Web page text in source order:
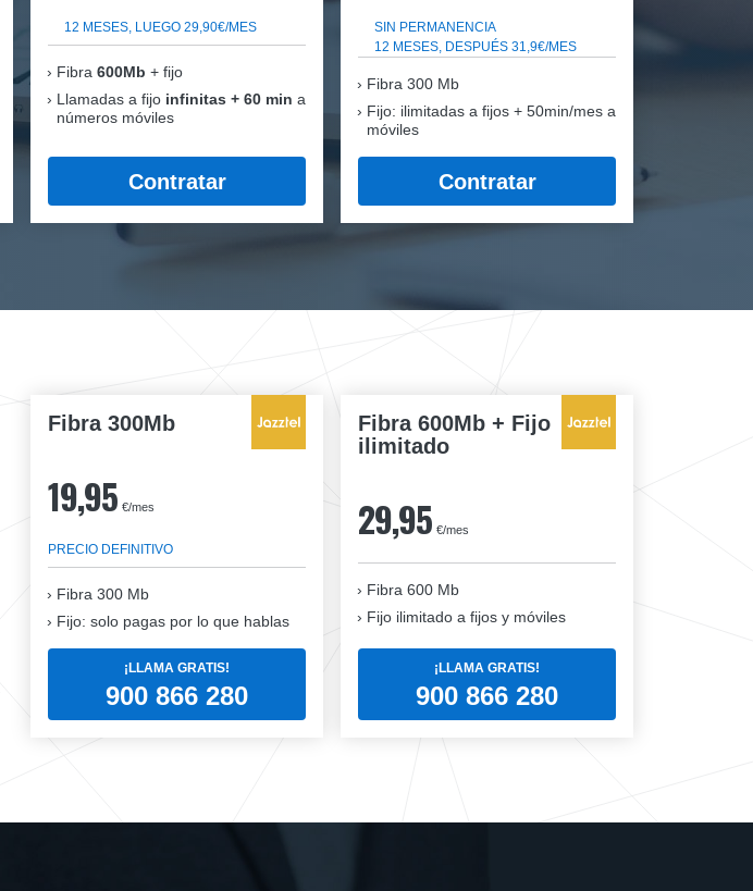
12 MESES, LUEGO 29,90€/MES
Fibra 600Mb + fijo
Llamadas a fijo infinitas + 60 min a
números móviles
Contratar
SIN PERMANENCIA
12 MESES, DESPUÉS 31,9€/MES
Fibra 300 Mb
Fijo: ilimitadas a fijos + 50min/mes a
móviles
Contratar
Fibra 300Mb
19,95 €/mes
PRECIO DEFINITIVO
Fibra 300 Mb
Fijo: solo pagas por lo que hablas
¡LLAMA GRATIS!
900 866 280
Fibra 600Mb + Fijo
ilimitado
29,95 €/mes
Fibra 600 Mb
Fijo ilimitado a fijos y móviles
¡LLAMA GRATIS!
900 866 280